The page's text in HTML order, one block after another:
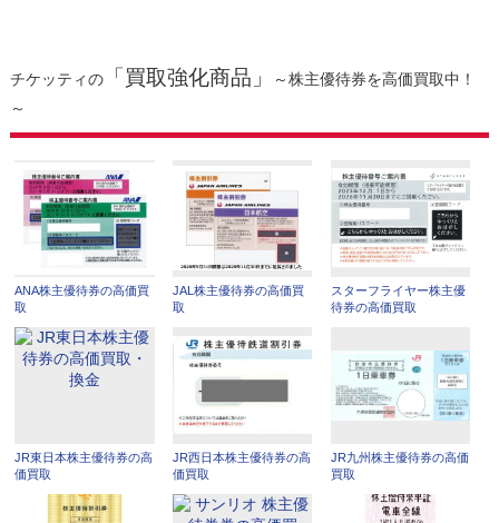
チケッティの「買取強化商品」
～株主優待券を高価買取中！
～
ANA株主優待券の高価買
取
JAL株主優待券の高価買
取
スターフライヤー株主優
待券の高価買取
JR東日本株主優待券の高
価買取
JR西日本株主優待券の高
価買取
JR九州株主優待券の高価
買取